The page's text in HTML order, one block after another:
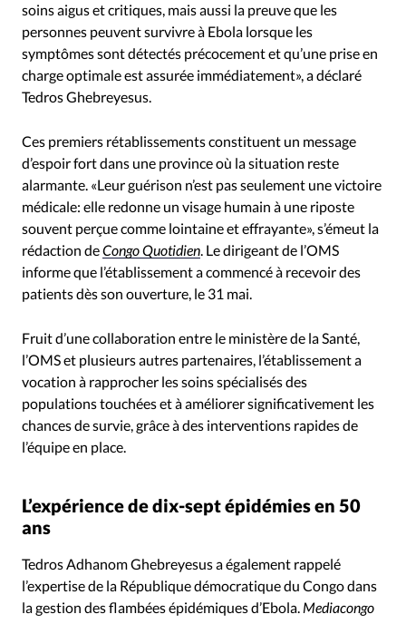
soins aigus et critiques, mais aussi la preuve que les
personnes peuvent survivre à Ebola lorsque les
symptômes sont détectés précocement et qu’une prise en
charge optimale est assurée immédiatement», a déclaré
Tedros Ghebreyesus.
Ces premiers rétablissements constituent un message
d’espoir fort dans une province où la situation reste
alarmante. «Leur guérison n’est pas seulement une victoire
médicale: elle redonne un visage humain à une riposte
souvent perçue comme lointaine et effrayante», s’émeut la
rédaction deCongoQuotidien. Le dirigeant de l’OMS
informe que l’établissement a commencé à recevoir des
patients dès son ouverture, le 31 mai.
Fruit d’une collaboration entre le ministère de la Santé,
l’OMS et plusieurs autres partenaires, l’établissement a
vocation à rapprocher les soins spécialisés des
populations touchées et à améliorer significativement les
chances de survie, grâce à des interventions rapides de
l’équipe en place.
L’expérience de dix-sept épidémies en 50
ans
Tedros Adhanom Ghebreyesus a également rappelé
l’expertise de la République démocratique du Congo dans
la gestion des flambées épidémiques d’Ebola. Mediacongo